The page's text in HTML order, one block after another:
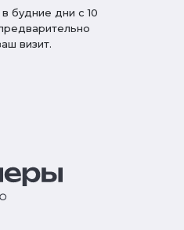
будние дни с 10
визит.